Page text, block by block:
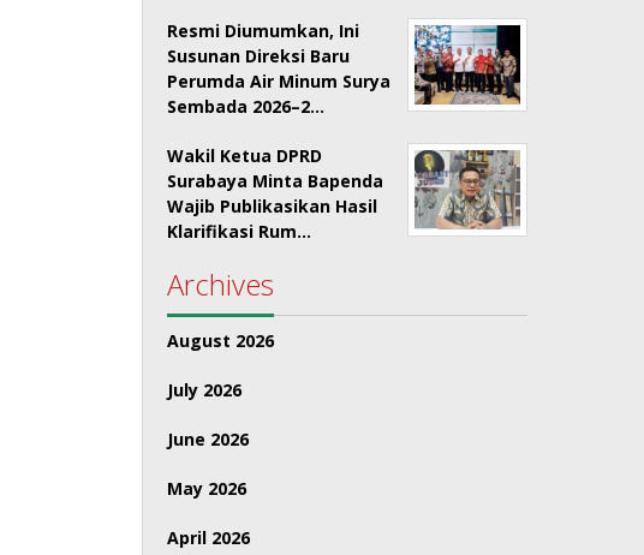
Resmi Diumumkan, Ini
Susunan Direksi Baru
Perumda Air Minum Surya
Sembada 2026–2…
Wakil Ketua DPRD
Surabaya Minta Bapenda
Wajib Publikasikan Hasil
Klarifikasi Rum…
Archives
August 2026
July 2026
June 2026
May 2026
April 2026